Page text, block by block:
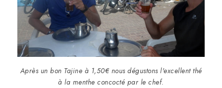
Après un bon Tajine à 1,50€ nous dégustons l'excellent thé
à la menthe concocté par le chef.